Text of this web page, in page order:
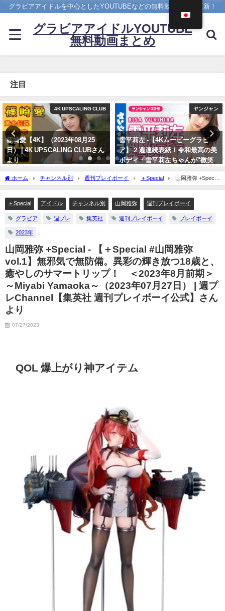
グラビアアイドルを中心としたYOUTUBEなどの無料動画を日々更新！
グラビアアイドルYOUTUBE
無料動画まとめ
注目
4K UPSCALING CLUB
篠崎愛【4K】（2023年08月25
日） | 4K UPSCALING CLUBさん
より
ヤンジャン
雪平莉左 -【4Kムービーグラビ
ア】２週連続表紙！令和最高の美
ボディ・雪平莉左ちゃんが"微笑
みの国"タイで魅せる女神の微笑
み！カラフルでビビッドな水着撮
影に最高画質で没入密着！【メイ
キング】（2023年07月06日） | ヤ
ンジャンTV【集英社ヤングジャ
ンプ公式】さんより
ホーム チャンネル別 週刊プレイボーイ ＋Special
山岡雅弥 +Special
- 【＋Special #山岡雅弥 vol.1】無邪気で無防備。異彩の輝き放つ18歳と、癒やしのサ
レChannel【集英社 週刊プレイボーイ公式】さんより
＋Special アイドル チャンネル別 山岡雅弥 週刊プレイボーイ
グラビア 週プレ 集英社 週刊プレイボーイ プレイボーイ
2023年
山岡雅弥 +Special - 【＋Special #山岡雅弥
vol.1】無邪気で無防備。異彩の輝き放つ18歳と、
癒やしのサマートリップ！ ＜2023年8月前期＞
～Miyabi Yamaoka～（2023年07月27日） | 週プ
レChannel【集英社 週刊プレイボーイ公式】さん
より
07/27/2023
QOL 爆上がり神アイテム